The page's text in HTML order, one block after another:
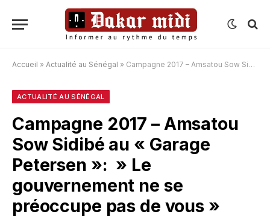
Accueil » Actualité au Sénégal » Campagne 2017 – Amsatou Sow Sidibé au « Garage Petersen »: » Le gouvernement ne se préoccupe pas de vous »
ACTUALITÉ AU SÉNÉGAL
Campagne 2017 – Amsatou
Sow Sidibé au « Garage
Petersen »: » Le
gouvernement ne se
préoccupe pas de vous »